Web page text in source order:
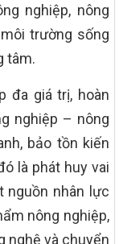
nghiệp, nông
trường sống
tâm.
đa giá trị, hoàn
nghiệp – nông
bảo tồn kiến
là phát huy vai
nguồn nhân lực
nông nghiệp,
nghệ và chuyển